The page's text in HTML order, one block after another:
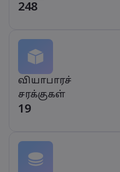
248
வியாபாரச்
சரக்குகள்
19